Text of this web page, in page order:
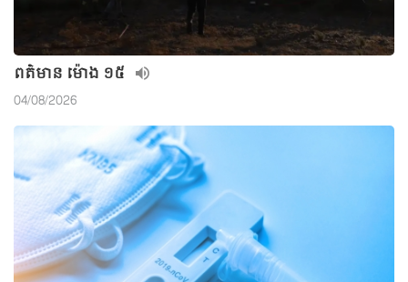
ពត៌មាន ម៉ោង ១៥
04/08/2026